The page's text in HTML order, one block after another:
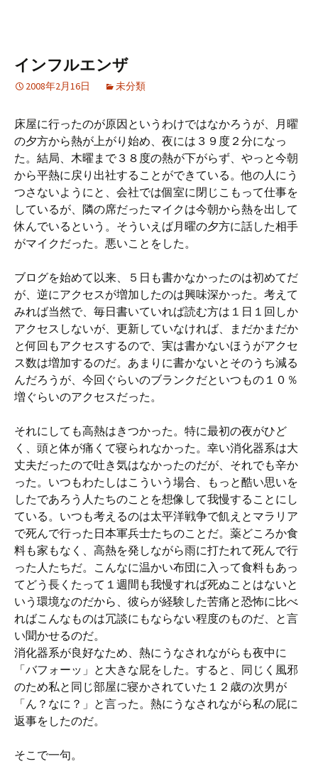
インフルエンザ
2008年2月16日 未分類
床屋に行ったのが原因というわけではなかろうが、月曜
の夕方から熱が上がり始め、夜には３９度２分になっ
た。結局、木曜まで３８度の熱が下がらず、やっと今朝
から平熱に戻り出社することができている。他の人にう
つさないようにと、会社では個室に閉じこもって仕事を
しているが、隣の席だったマイクは今朝から熱を出して
休んでいるという。そういえば月曜の夕方に話した相手
がマイクだった。悪いことをした。
ブログを始めて以来、５日も書かなかったのは初めてだ
が、逆にアクセスが増加したのは興味深かった。考えて
みれば当然で、毎日書いていれば読む方は１日１回しか
アクセスしないが、更新していなければ、まだかまだか
と何回もアクセスするので、実は書かないほうがアクセ
ス数は増加するのだ。あまりに書かないとそのうち減る
んだろうが、今回ぐらいのブランクだといつもの１０％
増ぐらいのアクセスだった。
それにしても高熱はきつかった。特に最初の夜がひど
く、頭と体が痛くて寝られなかった。幸い消化器系は大
丈夫だったので吐き気はなかったのだが、それでも辛か
った。いつもわたしはこういう場合、もっと酷い思いを
したであろう人たちのことを想像して我慢することにし
ている。いつも考えるのは太平洋戦争で飢えとマラリア
で死んで行った日本軍兵士たちのことだ。薬どころか食
料も家もなく、高熱を発しながら雨に打たれて死んで行
った人たちだ。こんなに温かい布団に入って食料もあっ
てどう長くたって１週間も我慢すれば死ぬことはないと
いう環境なのだから、彼らが経験した苦痛と恐怖に比べ
ればこんなものは冗談にもならない程度のものだ、と言
い聞かせるのだ。
消化器系が良好なため、熱にうなされながらも夜中に
「バフォーッ」と大きな屁をした。すると、同じく風邪
のため私と同じ部屋に寝かされていた１２歳の次男が
「ん？なに？」と言った。熱にうなされながら私の屁に
返事をしたのだ。
そこで一句。